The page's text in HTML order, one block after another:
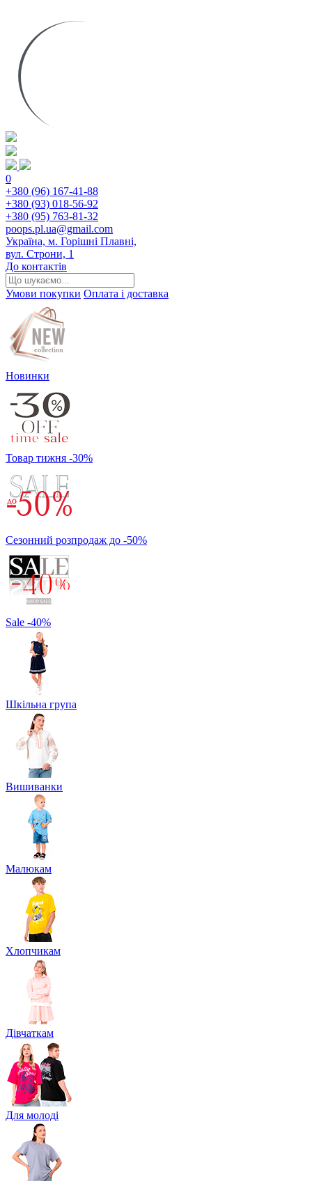
0
+380 (96) 167-41-88
+380 (93) 018-56-92
+380 (95) 763-81-32
poops.pl.ua@gmail.com
Україна, м. Горішні Плавні,
вул. Строни, 1
До контактів
Умови покупки Оплата і доставка
Новинки
Товар тижня -30%
Сезонний розпродаж до -50%
Sale -40%
Шкільна група
Вишиванки
Малюкам
Хлопчикам
Дівчаткам
Для молоді